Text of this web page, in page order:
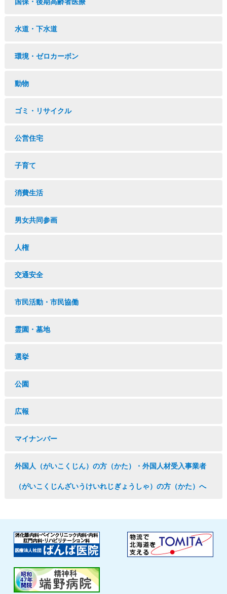
水道・下水道
環境・ゼロカーボン
動物
ゴミ・リサイクル
公営住宅
子育て
消費生活
男女共同参画
人権
交通安全
市民活動・市民協働
霊園・墓地
選挙
公園
広報
マイナンバー
外国人（がいこくじん）の方（かた）・外国人材受入事業者
（がいこくじんざいうけいれじぎょうしゃ）の方（かた）へ